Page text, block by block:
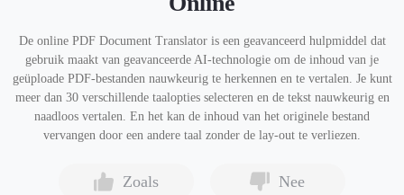
De online PDF Document Translator is een geavanceerd hulpmiddel dat
gebruik maakt van geavanceerde AI-technologie om de inhoud van je
geüploade PDF-bestanden nauwkeurig te herkennen en te vertalen. Je kunt
meer dan 30 verschillende taalopties selecteren en de tekst nauwkeurig en
naadloos vertalen. En het kan de inhoud van het originele bestand
vervangen door een andere taal zonder de lay-out te verliezen.
Zoals Nee